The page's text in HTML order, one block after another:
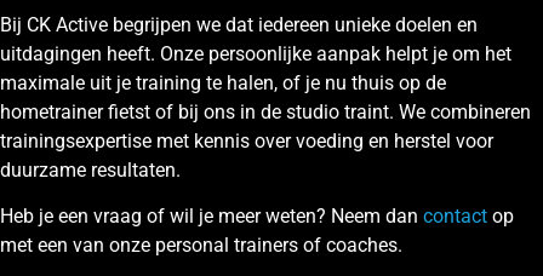
Bij CK Active begrijpen we dat iedereen unieke doelen en
uitdagingen heeft. Onze persoonlijke aanpak helpt je om het
maximale uit je training te halen, of je nu thuis op de
hometrainer fietst of bij ons in de studio traint. We combineren
trainingsexpertise met kennis over voeding en herstel voor
duurzame resultaten.
Heb je een vraag of wil je meer weten? Neem dan contact op
met een van onze personal trainers of coaches.